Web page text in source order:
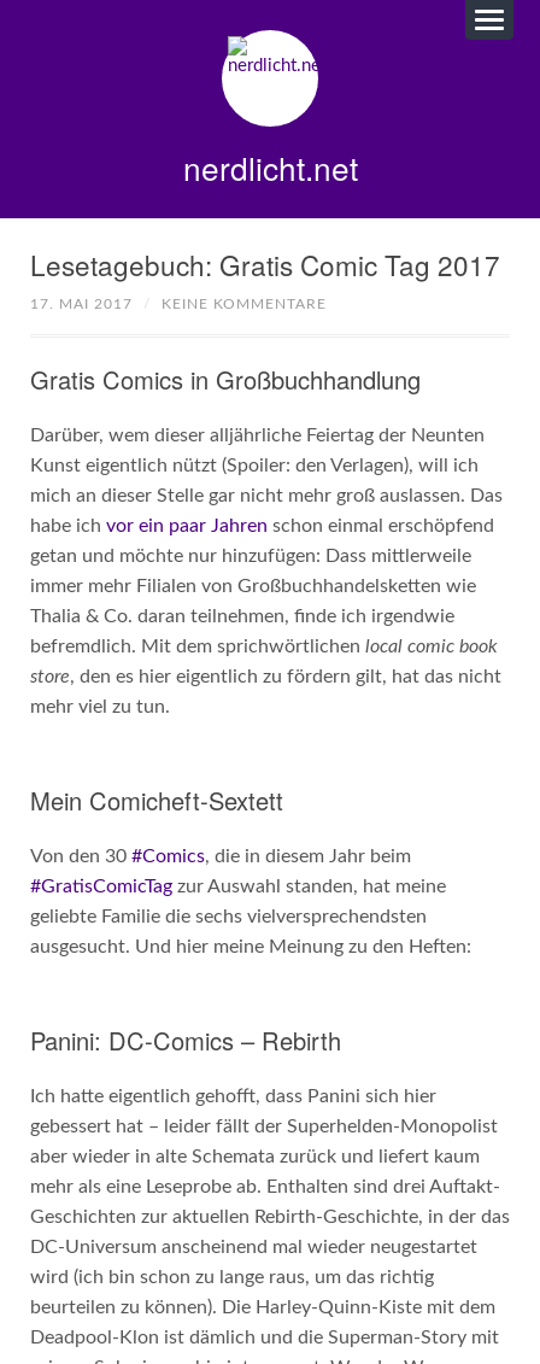
nerdlicht.net
Lesetagebuch: Gratis Comic Tag 2017
17. MAI 2017 / KEINE KOMMENTARE
Gratis Comics in Großbuchhandlung
Darüber, wem dieser alljährliche Feiertag der Neunten
Kunst eigentlich nützt (Spoiler: den Verlagen), will ich
mich an dieser Stelle gar nicht mehr groß auslassen. Das
habe ich vor ein paar Jahren schon einmal erschöpfend
getan und möchte nur hinzufügen: Dass mittlerweile
immer mehr Filialen von Großbuchhandelsketten wie
Thalia & Co. daran teilnehmen, finde ich irgendwie
befremdlich. Mit dem sprichwörtlichen local comic book
store, den es hier eigentlich zu fördern gilt, hat das nicht
mehr viel zu tun.
Mein Comicheft-Sextett
Von den 30 #Comics, die in diesem Jahr beim
#GratisComicTagzur Auswahl standen, hat meine
geliebte Familie die sechs vielversprechendsten
ausgesucht. Und hier meine Meinung zu den Heften:
Panini: DC-Comics – Rebirth
Ich hatte eigentlich gehofft, dass Panini sich hier
gebessert hat – leider fällt der Superhelden-Monopolist
aber wieder in alte Schemata zurück und liefert kaum
mehr als eine Leseprobe ab. Enthalten sind drei Auftakt-
Geschichten zur aktuellen Rebirth-Geschichte, in der das
DC-Universum anscheinend mal wieder neugestartet
wird (ich bin schon zu lange raus, um das richtig
beurteilen zu können). Die Harley-Quinn-Kiste mit dem
Deadpool-Klon ist dämlich und die Superman-Story mit